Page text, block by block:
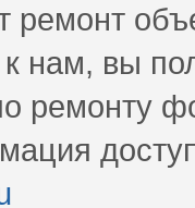
ремонт
нам, вы
ремонту